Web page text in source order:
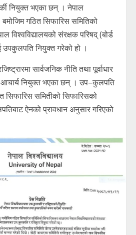
नियुक्त भएका छन् । नेपाल
गठित सिफारिस समितिको
विश्वविद्यालयको संरक्षक परिषद् (बोर्ड
उपकुलपति नियुक्त गरेको हो ।
सार्वजनिक नीति तथा पूर्वाधार
आचार्य नियुक्त भएका छन् । उप–कुलपति
सिफारिस समितीको सिफारिसको
ऐनको प्रावधान अनुसार गरिएको